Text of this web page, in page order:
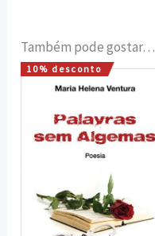
Também pode gostar…
10% desconto
O
preço
era:
12,00 €.
O
preço
é:
10,80 €.